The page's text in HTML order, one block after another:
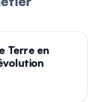
Terre en